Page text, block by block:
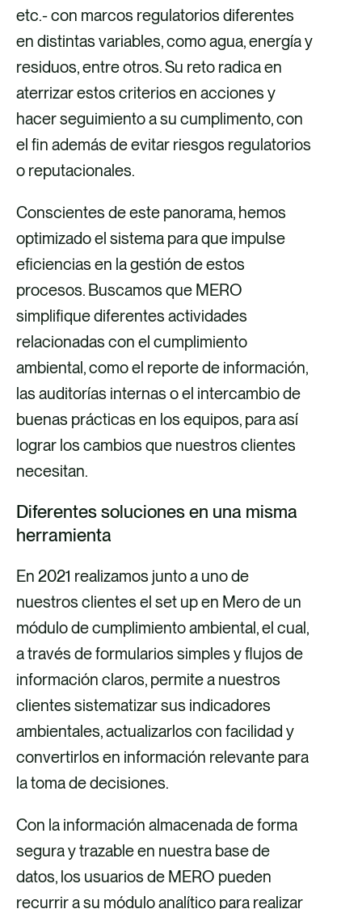
etc.- con marcos regulatorios diferentes
en distintas variables, como agua, energía y
residuos, entre otros. Su reto radica en
aterrizar estos criterios en acciones y
hacer seguimiento a su cumplimento, con
el fin además de evitar riesgos regulatorios
o reputacionales.
Conscientes de este panorama, hemos
optimizado el sistema para que impulse
eficiencias en la gestión de estos
procesos. Buscamos que MERO
simplifique diferentes actividades
relacionadas con el cumplimiento
ambiental, como el reporte de información,
las auditorías internas o el intercambio de
buenas prácticas en los equipos, para así
lograr los cambios que nuestros clientes
necesitan.
Diferentes soluciones en una misma
herramienta
En 2021 realizamos junto a uno de
nuestros clientes el set up en Mero de un
módulo de cumplimiento ambiental, el cual,
a través de formularios simples y flujos de
información claros, permite a nuestros
clientes sistematizar sus indicadores
ambientales, actualizarlos con facilidad y
convertirlos en información relevante para
la toma de decisiones.
Con la información almacenada de forma
segura y trazable en nuestra base de
datos, los usuarios de MERO pueden
recurrir a su módulo analítico para realizar